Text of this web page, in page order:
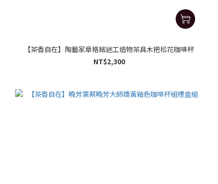
【茶香自在】陶藝家章格銘迷工造物茶具木把松花咖啡杯
NT$2,300